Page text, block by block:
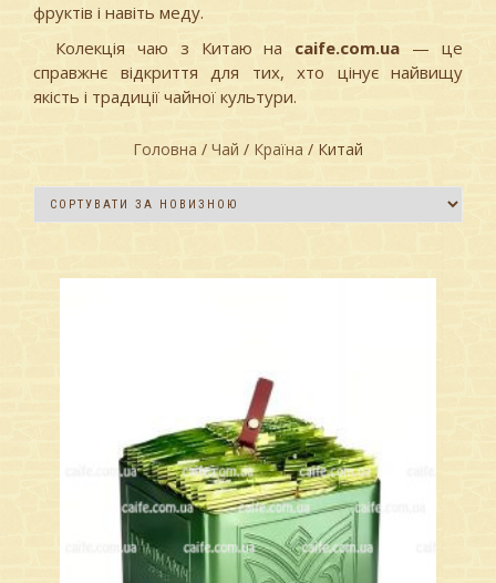
фруктів і навіть меду.
Колекція чаю з Китаю на caife.com.ua — це
справжнє відкриття для тих, хто цінує найвищу
якість і традиції чайної культури.
Головна / Чай / Країна / Китай